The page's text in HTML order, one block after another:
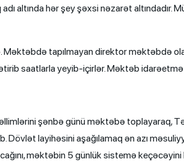
altında hər şey şəxsi nəzarət altındadır.
Məktəbdə tapılmayan direktor məktəbdə
saatlarla yeyib-içirlər. Məktəb idarəetmə
şənbə günü məktəbə toplayaraq,
Dövlət layihəsini aşağılamaq ən azı
məktəbin 5 günlük sistemə keçəcəyini